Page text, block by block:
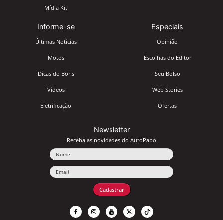
Mídia Kit
Informe-se
Últimas Notícias
Motos
Dicas do Boris
Vídeos
Eletrificação
Especiais
Opinião
Escolhas do Editor
Seu Bolso
Web Stories
Ofertas
Newsletter
Receba as novidades do AutoPapo
Cadastrar